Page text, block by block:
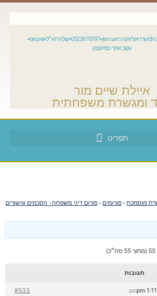
למשרד וקליניקה ראש העין 0523676797 שלח דוא״ל וואצאפ
עקוב אחרי בפייסבוק
איילת שיים מור
ומגשרת משפחתית
מוסמכת › פורומים › פורום דיני משפחה- הסכמים וגישורים
תגובות
#533 הגב